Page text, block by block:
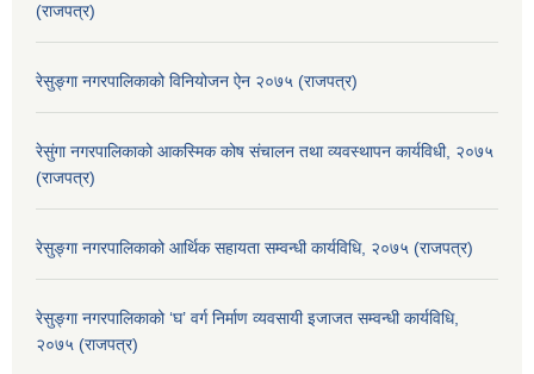
(राजपत्र)
रेसुङ्गा नगरपालिकाको विनियोजन ऐन २०७५ (राजपत्र)
रेसुंगा नगरपालिकाको आकस्मिक कोष संचालन तथा व्यवस्थापन कार्यविधी, २०७५
(राजपत्र)
रेसुङ्गा नगरपालिकाको आर्थिक सहायता सम्वन्धी कार्यविधि, २०७५ (राजपत्र)
रेसुङ्गा नगरपालिकाको ‘घ’ वर्ग निर्माण व्यवसायी इजाजत सम्वन्धी कार्यविधि,
२०७५ (राजपत्र)